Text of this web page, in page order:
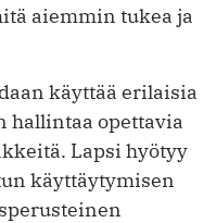
aiemmin tukea ja
käyttää erilaisia
hallintaa opettavia
Lapsi hyötyy
käyttäytymisen